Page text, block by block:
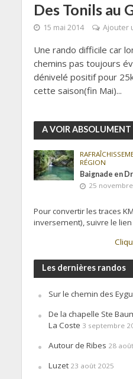
Des Tonils au
15 mai 2014 Ajouter
Une rando difficile car
chemins pas toujours
dénivelé positif pour
cette saison(fin Mai)...
A VOIR ABSOLUMENT
RÉGION
Baignade en
25
Pour convertir les traces
inversement), suivre le
Les dernières randos
Sur le chemin des
De la chapelle Ste
La Coste 3 septembre
Autour de Ribes 28
Luzet 23 août 2025